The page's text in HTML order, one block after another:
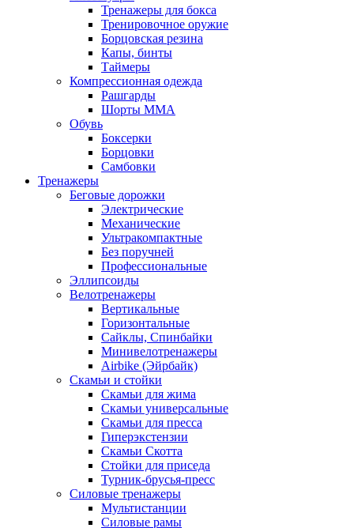
Тренажеры для бокса
Тренировочное оружие
Борцовская резина
Капы, бинты
Таймеры
Компрессионная одежда
Рашгарды
Шорты MMA
Обувь
Боксерки
Борцовки
Самбовки
Тренажеры
Беговые дорожки
Электрические
Механические
Ультракомпактные
Без поручней
Профессиональные
Эллипсоиды
Велотренажеры
Вертикальные
Горизонтальные
Сайклы, Спинбайки
Минивелотренажеры
Airbike (Эйрбайк)
Скамьи и стойки
Скамьи для жима
Скамьи универсальные
Скамьи для пресса
Гиперэкстензии
Скамьи Скотта
Стойки для приседа
Турник-брусья-пресс
Силовые тренажеры
Мультистанции
Силовые рамы